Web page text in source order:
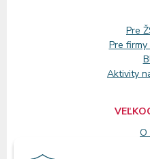
Pre
Pre
Aktivity
O